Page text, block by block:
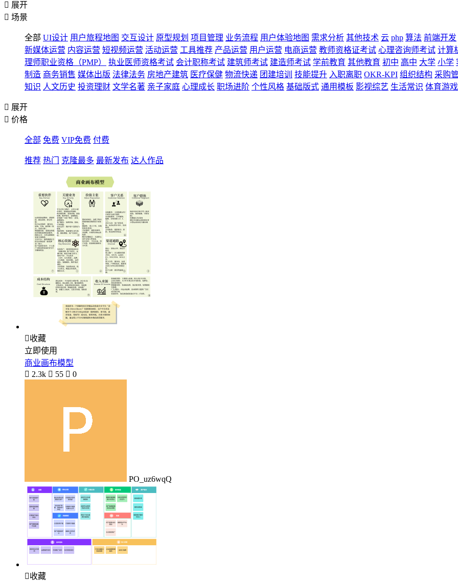
 展开
 场景
全部 UI设计 用户旅程地图 交互设计 原型规划 项目管理 业务流程 用户体验地图 需求分析 其他技术 云 php 算法 前端开发
新媒体运营 内容运营 短视频运营 活动运营 工具推荐 产品运营 用户运营 电商运营 教师资格证考试 心理咨询师考试 计算
理师职业资格（PMP）
执业医师资格考试 会计职称考试 建筑师考试 建造师考试 学前教育 其他教育 初中 高中 大学 小学
制造 商务销售 媒体出版 法律法务 房地产建筑 医疗保健 物流快递 团建培训 技能提升 入职离职 OKR-KPI 组织结构 采购
知识 人文历史 投资理财 文学名著 亲子家庭 心理成长 职场进阶 个性风格 基础版式 通用模板 影视综艺 生活常识 体育游戏
 展开
 价格
全部 免费 VIP免费 付费
推荐 热门 克隆最多 最新发布 达人作品
收藏
立即使用
商业画布模型
 2.3k  55  0
PO_uz6wqQ
收藏